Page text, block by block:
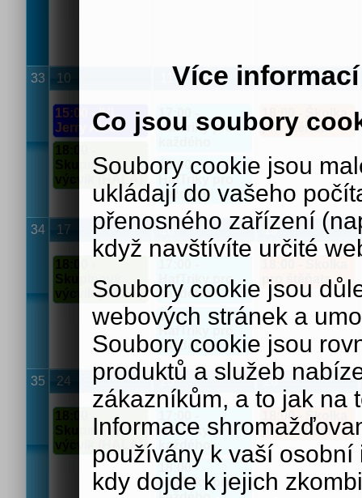
Více
Co jsou soubory
Soubory cookie jsou
ukládají do vašeho
přenosného zařízení
když navštívíte určité
Soubory cookie jsou
webových stránek a
Soubory cookie jsou
produktů a služeb
zákazníkům, a to jak na
Informace
používány k vaší
kdy dojde k jejich
33 10
15:00 - IVL
Jerry AUO
18:00 -
Skupinový
výcvik (HALA)
HafTriky pro
18:00 -
HafTriky pro
každého
12
pro štěňata
34 17
18:00 -
Skupinový
výcvik (HALA)
18
HafTriky pro
každého
18:00 -
HafTriky pro
každého
19
pro štěňata
35 24
18:00 -
Skupinový
výcvik (HALA)
25
HafTriky pro
každého
18:00 -
HafTriky pro
26
18:00 - Školka
pro štěňata